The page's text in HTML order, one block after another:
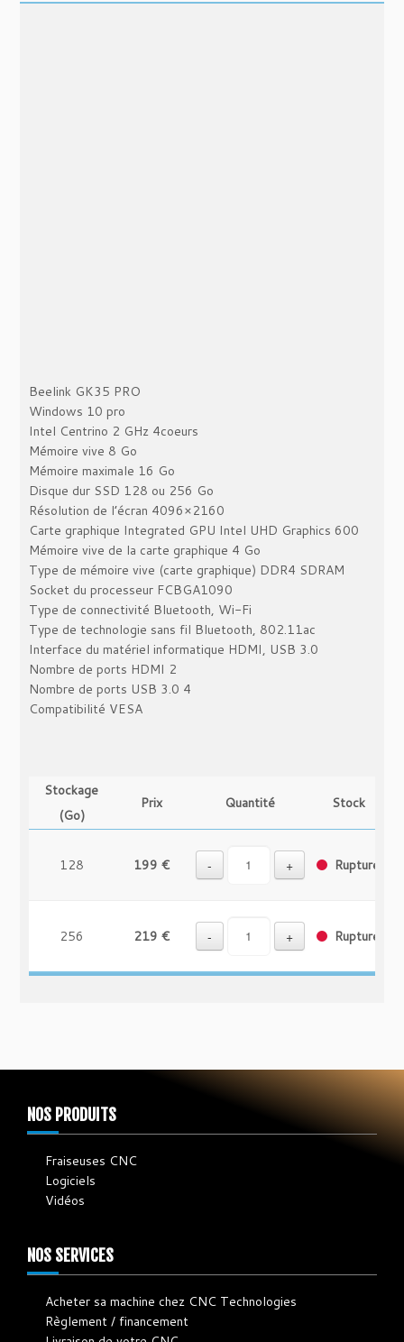
Beelink GK35 PRO
Windows 10 pro
‎Intel Centrino 2 GHz 4coeurs
Mémoire vive ‎8 Go
Mémoire maximale ‎16 Go
Disque dur ‎SSD 128 ou 256 Go
Résolution de l’écran ‎4096×2160
Carte graphique ‎Integrated GPU ‎Intel UHD Graphics 600
Mémoire vive de la carte graphique ‎4 Go
Type de mémoire vive (carte graphique) ‎DDR4 SDRAM
Socket du processeur ‎FCBGA1090
Type de connectivité ‎Bluetooth, Wi-Fi
Type de technologie sans fil ‎Bluetooth, 802.11ac
Interface du matériel informatique ‎HDMI, USB 3.0
Nombre de ports HDMI ‎2
Nombre de ports USB 3.0 ‎4
Compatibilité VESA
Stockage
(Go)
Prix Quantité Stock
128 199 € - + Rupture
256 219 € - + Rupture
NOS PRODUITS
Fraiseuses CNC
Logiciels
Vidéos
NOS SERVICES
Acheter sa machine chez CNC Technologies
Règlement / financement